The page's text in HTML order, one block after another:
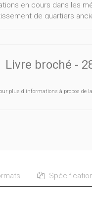
en cours dans les
de quartiers
tourisme,
que les médinas
personnalités
Livre broché -
plus d'informations à propos de